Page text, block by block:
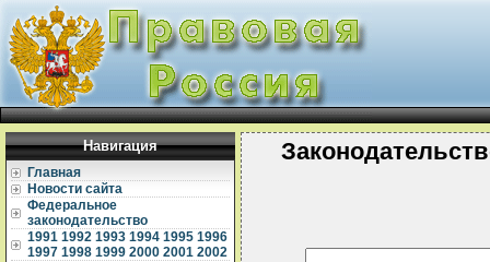
Навигация
Главная
Новости сайта
Федеральное
законодательство
1991 1992 1993 1994 1995 1996
1997 1998 1999 2000 2001 2002